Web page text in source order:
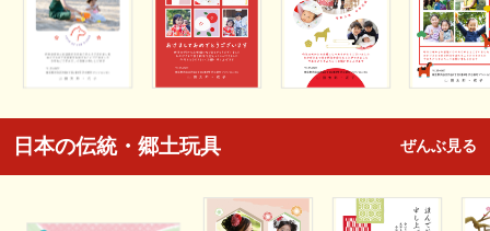
日本の伝統・郷土玩具 ぜんぶ見る